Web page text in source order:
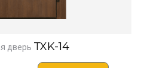
дверь TXK-14